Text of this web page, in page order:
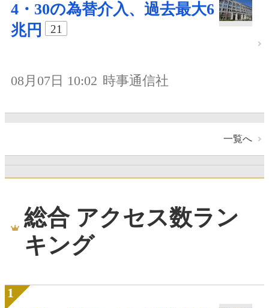
4・30の為替介入、過去最大6
兆円
21
08月07日 10:02 時事通信社
一覧へ
総合 アクセス数ラン
キング